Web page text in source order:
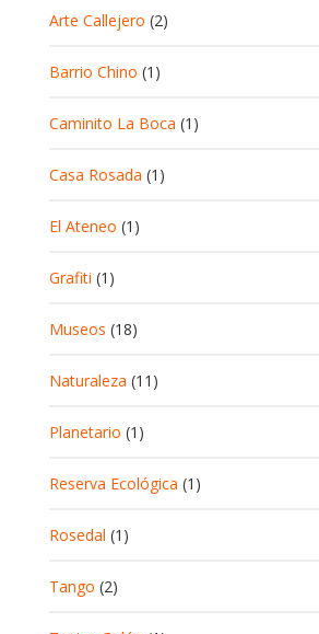
Arte Callejero (2)
Barrio Chino (1)
Caminito La Boca (1)
Casa Rosada (1)
El Ateneo (1)
Grafiti (1)
Museos (18)
Naturaleza (11)
Planetario (1)
Reserva Ecológica (1)
Rosedal (1)
Tango (2)